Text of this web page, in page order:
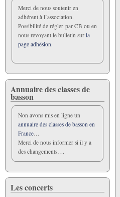
Merci de nous soutenir en
adhérent à l’association.
Possibilité de régler par CB ou en
nous revoyant le bulletin sur la
page adhésion.
Annuaire des classes de
basson
Non avons mis en ligne un
annuaire des classes de basson en
France…
Merci de nous informer si il y a
des changements….
Les concerts